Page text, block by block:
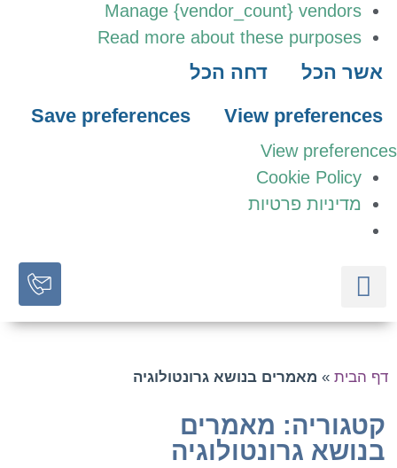
Manage {vendor_count} vendors
Read more about these purposes
אשר הכל
דחה הכל
View preferences
Save preferences
View
Cookie Policy
מדיניות פרטיות
הבית» מאמרים בנושא גרונטולוגיה
קטגוריה: מאמרים
בנושא גרונטולוגיה